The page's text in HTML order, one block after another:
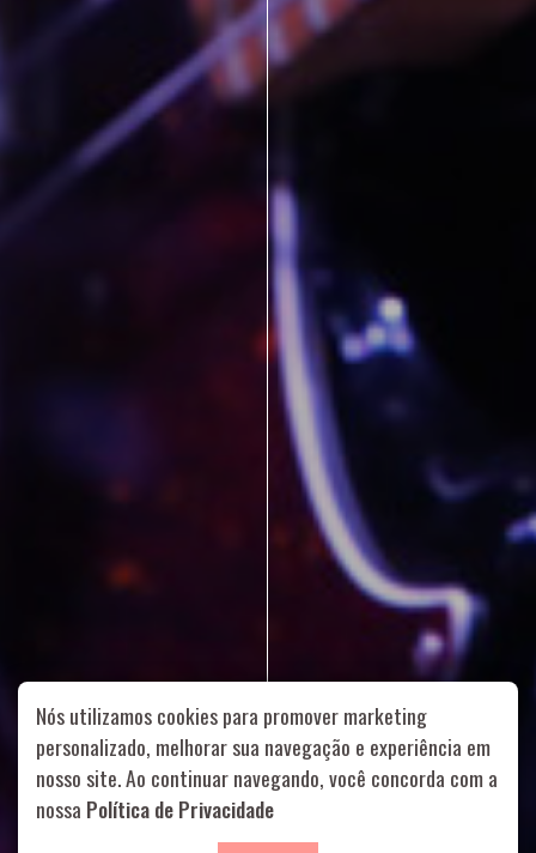
Rua Aurélia, 1714 – Vila Romana, São Paulo – SP | 55 11
99178-5848 | contato@nucleofood.com
Role para continar
Nós utilizamos cookies para promover marketing
personalizado, melhorar sua navegação e experiência em
nosso site. Ao continuar navegando, você concorda com a
nossa Política de Privacidade